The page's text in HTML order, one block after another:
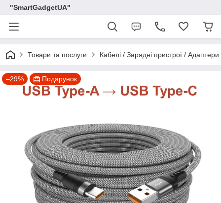
"SmartGadgetUA"
Товари та послуги Кабелі / Зарядні пристрої /
–29% Подарунок